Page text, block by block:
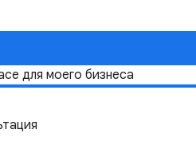
для моего бизнеса